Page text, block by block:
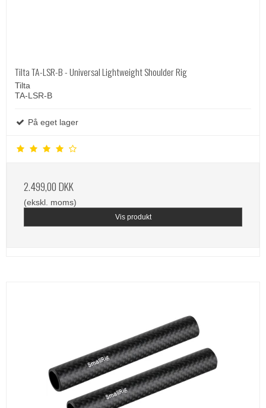
Tilta TA-LSR-B - Universal Lightweight Shoulder Rig
Tilta
TA-LSR-B
På eget lager
2.499,00 DKK
(ekskl. moms)
Vis produkt